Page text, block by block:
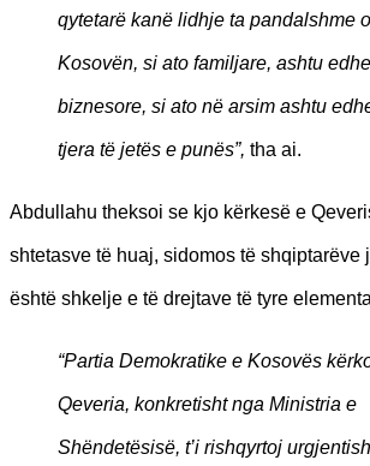
qytetarë kanë lidhje ta pandalshme
Kosovën, si ato familjare, ashtu
biznesore, si ato në arsim ashtu
tjera të jetës e punës”, tha ai.
Abdullahu theksoi se kjo kërkesë e
shtetasve të huaj, sidomos të shqiptarëve
është shkelje e të drejtave të tyre
“Partia Demokratike e Kosovës
Qeveria, konkretisht nga Ministria e
Shëndetësisë, t’i rishqyrtoj